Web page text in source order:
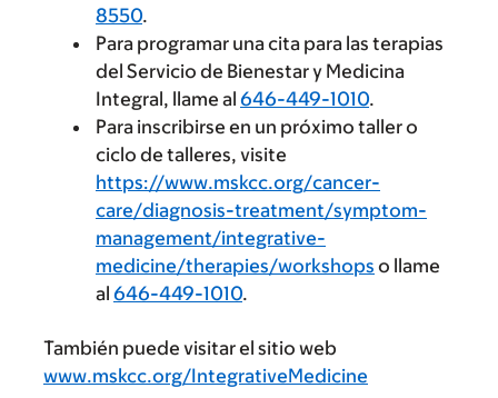
8550.
Para programar una cita para las terapias
del Servicio de Bienestar y Medicina
Integral, llame al 646-449-1010.
Para inscribirse en un próximo taller o
ciclo de talleres, visite
https://www.mskcc.org/cancer-
care/diagnosis-treatment/symptom-
management/integrative-
medicine/therapies/workshops o llame
al 646-449-1010.
También puede visitar el sitio web
www.mskcc.org/IntegrativeMedicine